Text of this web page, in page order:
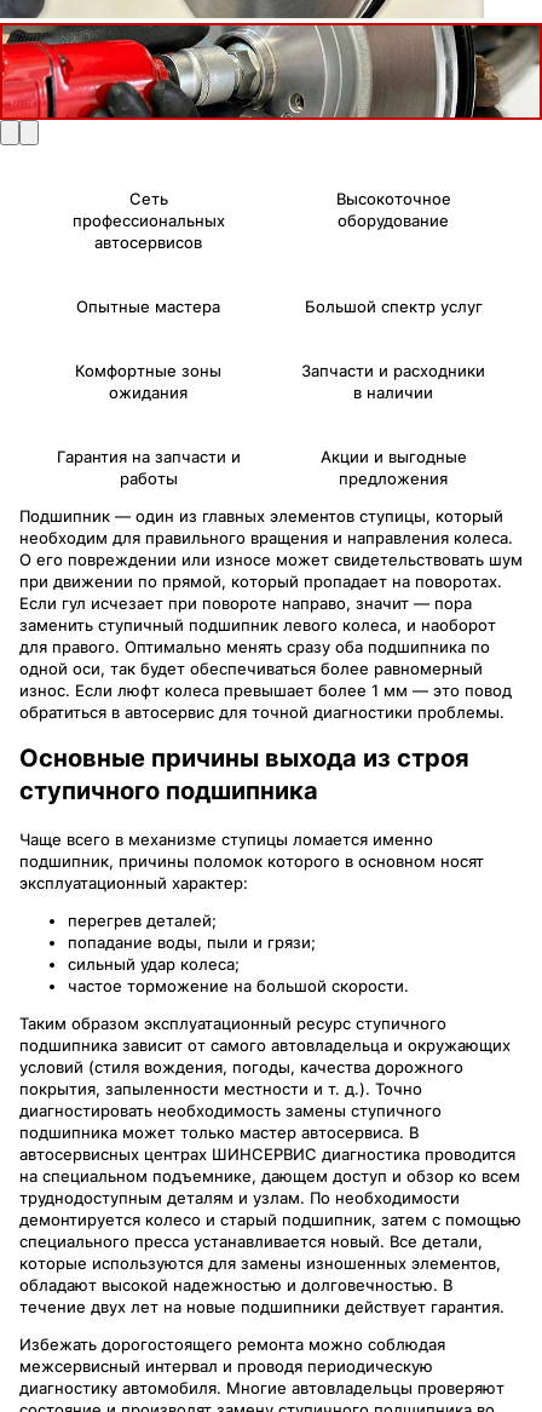
Сеть
профессиональных
автосервисов
Высокоточное
оборудование
Опытные мастера Большой спектр услуг
Комфортные зоны
ожидания
Запчасти и расходники
в наличии
Гарантия на запчасти и
работы
Акции и выгодные
предложения
Подшипник — один из главных элементов ступицы, который
необходим для правильного вращения и направления колеса.
О его повреждении или износе может свидетельствовать шум
при движении по прямой, который пропадает на поворотах.
Если гул исчезает при повороте направо, значит — пора
заменить ступичный подшипник левого колеса, и наоборот
для правого. Оптимально менять сразу оба подшипника по
одной оси, так будет обеспечиваться более равномерный
износ. Если люфт колеса превышает более 1 мм — это повод
обратиться в автосервис для точной диагностики проблемы.
Основные причины выхода из строя
ступичного подшипника
Чаще всего в механизме ступицы ломается именно
подшипник, причины поломок которого в основном носят
эксплуатационный характер:
перегрев деталей;
попадание воды, пыли и грязи;
сильный удар колеса;
частое торможение на большой скорости.
Таким образом эксплуатационный ресурс ступичного
подшипника зависит от самого автовладельца и окружающих
условий (стиля вождения, погоды, качества дорожного
покрытия, запыленности местности и т. д.). Точно
диагностировать необходимость замены ступичного
подшипника может только мастер автосервиса. В
автосервисных центрах ШИНСЕРВИС диагностика проводится
на специальном подъемнике, дающем доступ и обзор ко всем
труднодоступным деталям и узлам. По необходимости
демонтируется колесо и старый подшипник, затем с помощью
специального пресса устанавливается новый. Все детали,
которые используются для замены изношенных элементов,
обладают высокой надежностью и долговечностью. В
течение двух лет на новые подшипники действует гарантия.
Избежать дорогостоящего ремонта можно соблюдая
межсервисный интервал и проводя периодическую
диагностику автомобиля. Многие автовладельцы проверяют